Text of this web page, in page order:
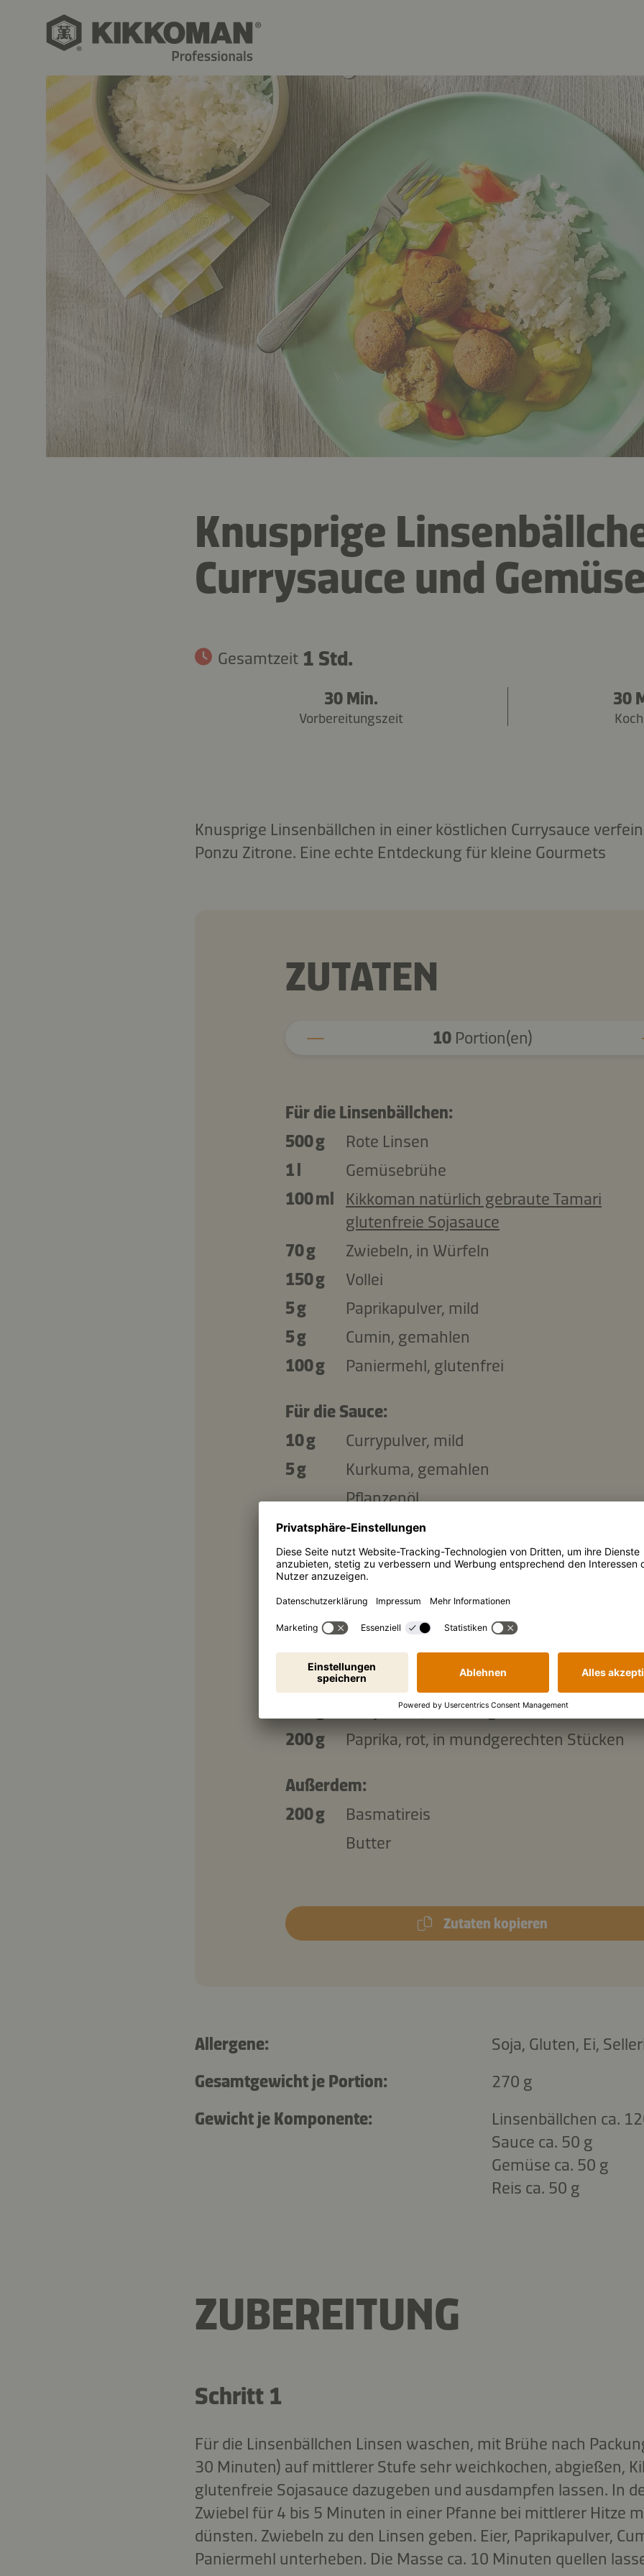
Knusprige
Currysauce und
Gesamtzeit 1 Std.
30 Min.
Vorbereitungszeit
30
Knusprige Linsenbällchen in einer köstlichen Currysauce
Ponzu Zitrone. Eine echte Entdeckung für kleine Gourmets
ZUTATEN
10 Portion(en)
Für die Linsenbällchen:
500 g
Rote Linsen
1 l
Gemüsebrühe
100 ml
Kikkoman natürlich gebraute Tamari
glutenfreie Sojasauce
70 g
Zwiebeln, in Würfeln
150 g
Vollei
5 g
Paprikapulver, mild
5 g
Cumin, gemahlen
100 g
Paniermehl, glutenfrei
Für die Sauce:
10 g
Currypulver, mild
5 g
Kurkuma, gemahlen
Pflanzenöl
500 ml Kokosmilch
100 ml Kikkoman Ponzu - Würzsauce mit
und Essig, mit Zitronengeschmack
5 g
Speisestärke
Für das Gemüse:
200 g
Zuckerschoten, in mundgerechten
Baby-Mais, in mundgerechten Stücken
200 g
Paprika, rot, in mundgerechten Stücken
Außerdem:
200 g
Basmatireis
Butter
Zutaten kopieren
Allergene:
Soja, Gluten, Ei,
Gesamtgewicht je Portion:
270 g
Gewicht je Komponente:
Linsenbällchen ca.
Sauce ca. 50 g
Gemüse ca. 50 g
Reis ca. 50 g
ZUBEREITUNG
Schritt 1
Für die Linsenbällchen Linsen waschen, mit Brühe nach
30 Minuten) auf mittlerer Stufe sehr weichkochen, abgießen,
glutenfreie Sojasauce dazugeben und ausdampfen lassen. In
Zwiebel für 4 bis 5 Minuten in einer Pfanne bei mittlerer Hitze
dünsten. Zwiebeln zu den Linsen geben. Eier, Paprikapulver,
Paniermehl unterheben. Die Masse ca. 10 Minuten quellen